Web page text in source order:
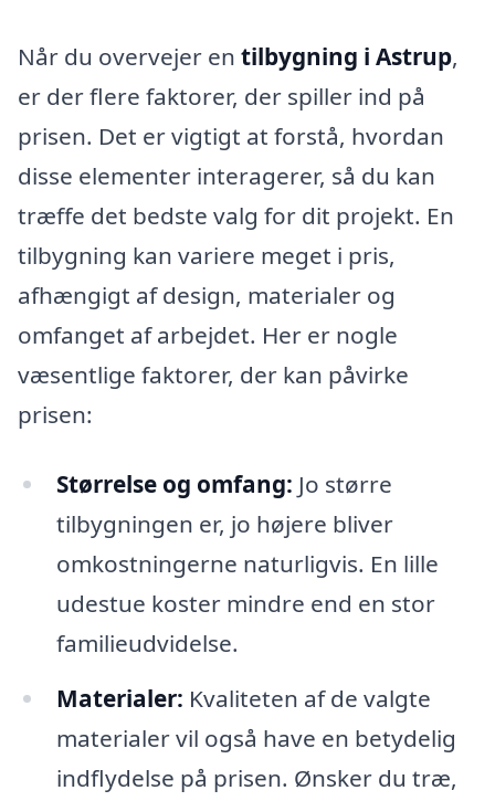
Når du overvejer en tilbygning i Astrup,
er der flere faktorer, der spiller ind på
prisen. Det er vigtigt at forstå, hvordan
disse elementer interagerer, så du kan
træffe det bedste valg for dit projekt. En
tilbygning kan variere meget i pris,
afhængigt af design, materialer og
omfanget af arbejdet. Her er nogle
væsentlige faktorer, der kan påvirke
prisen:
Størrelse og omfang: Jo større
tilbygningen er, jo højere bliver
omkostningerne naturligvis. En lille
udestue koster mindre end en stor
familieudvidelse.
Materialer: Kvaliteten af de valgte
materialer vil også have en betydelig
indflydelse på prisen. Ønsker du træ,